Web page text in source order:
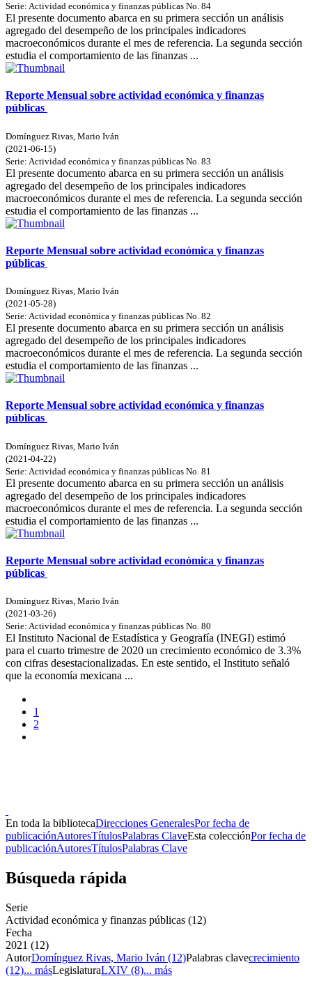
Serie: Actividad económica y finanzas públicas No. 84
El presente documento abarca en su primera sección un análisis
agregado del desempeño de los principales indicadores
macroeconómicos durante el mes de referencia. La segunda sección
estudia el comportamiento de las finanzas ...
Reporte Mensual sobre actividad económica y finanzas
públicas
Domínguez Rivas, Mario Iván
(2021-06-15)
Serie: Actividad económica y finanzas públicas No. 83
El presente documento abarca en su primera sección un análisis
agregado del desempeño de los principales indicadores
macroeconómicos durante el mes de referencia. La segunda sección
estudia el comportamiento de las finanzas ...
Reporte Mensual sobre actividad económica y finanzas
públicas
Domínguez Rivas, Mario Iván
(2021-05-28)
Serie: Actividad económica y finanzas públicas No. 82
El presente documento abarca en su primera sección un análisis
agregado del desempeño de los principales indicadores
macroeconómicos durante el mes de referencia. La segunda sección
estudia el comportamiento de las finanzas ...
Reporte Mensual sobre actividad económica y finanzas
públicas
Domínguez Rivas, Mario Iván
(2021-04-22)
Serie: Actividad económica y finanzas públicas No. 81
El presente documento abarca en su primera sección un análisis
agregado del desempeño de los principales indicadores
macroeconómicos durante el mes de referencia. La segunda sección
estudia el comportamiento de las finanzas ...
Reporte Mensual sobre actividad económica y finanzas
públicas
Domínguez Rivas, Mario Iván
(2021-03-26)
Serie: Actividad económica y finanzas públicas No. 80
El Instituto Nacional de Estadística y Geografía (INEGI) estimó
para el cuarto trimestre de 2020 un crecimiento económico de 3.3%
con cifras desestacionalizadas. En este sentido, el Instituto señaló
que la economía mexicana ...
1
2
En toda la bibliotecaDirecciones GeneralesPor fecha de
publicaciónAutoresTítulosPalabras ClaveEsta colecciónPor fecha de
publicaciónAutoresTítulosPalabras Clave
Búsqueda rápida
Serie
Actividad económica y finanzas públicas (12)
Fecha
2021 (12)
AutorDomínguez Rivas, Mario Iván (12)Palabras clavecrecimiento
(12)... másLegislaturaLXIV (8)... más